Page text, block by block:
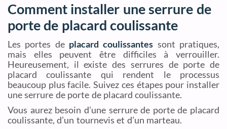
Comment installer une serrure de
porte de placard coulissante
Les portes de placard coulissantes sont pratiques,
mais elles peuvent être difficiles à verrouiller.
Heureusement, il existe des serrures de porte de
placard coulissante qui rendent le processus
beaucoup plus facile. Suivez ces étapes pour installer
une serrure de porte de placard coulissante.
Vous aurez besoin d’une serrure de porte de placard
coulissante, d’un tournevis et d’un marteau.